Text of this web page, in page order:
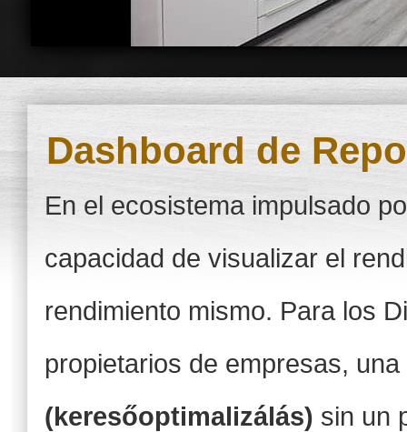
Dashboard de
En el ecosistema impulsado
capacidad de visualizar el
rendimiento mismo. Para los
propietarios de empresas,
(keresőoptimalizálás) sin un